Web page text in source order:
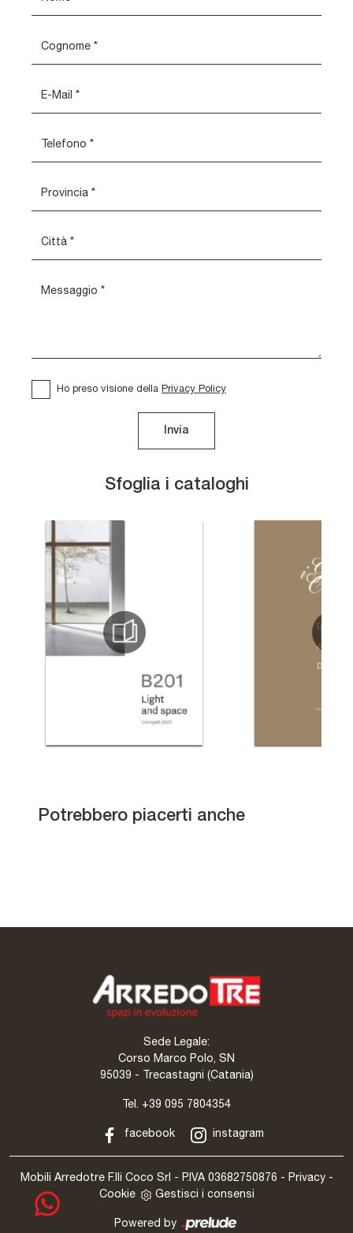
Sfoglia i cataloghi
Ho preso visione della Privacy Policy
Invia
Potrebbero piacerti anche
PICTA PC01
B201 BD019
Sede Legale:
Corso Marco Polo, SN
95039 - Trecastagni (Catania)
Tel. +39 095 7804354
facebook instagram
Mobili Arredotre F.lli Coco Srl - P.IVA 03682750876 - Privacy-
Cookie
Gestisci i consensi
Powered by